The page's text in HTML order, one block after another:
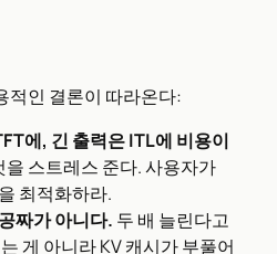
적인 결론이 따라온다:
에, 긴 출력은 ITL에 비용이
을 스트레스 준다. 사용자가
최적화하라.
짜가 아니다. 두 배 늘린다고
게 아니라 KV 캐시가 부풀어